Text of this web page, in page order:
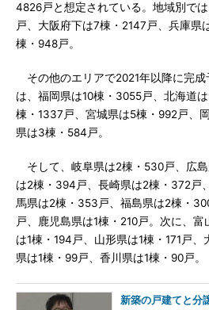
4826戸と想定されている。地域別で
戸、大阪府下は7棟・2147戸、兵庫県
棟・948戸。
その他のエリアで2021年以降に完成
は、福岡県は10棟・3055戸、北海道
棟・1337戸、宮城県は5棟・992戸、
県は3棟・584戸。
そして、岐阜県は2棟・530戸、広
は2棟・394戸、長崎県は2棟・372戸
馬県は2棟・353戸、福島県は2棟・
戸、鹿児島県は1棟・210戸。次に、
は1棟・194戸、山形県は1棟・171戸
県は1棟・99戸、香川県は1棟・90戸。
新築の戸建てと分